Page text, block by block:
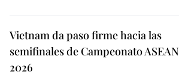
Vietnam da paso firme hacia las
semifinales de Campeonato ASEAN
2026